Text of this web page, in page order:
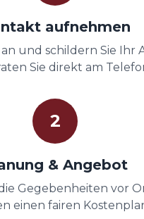
aufnehmen
und schildern Sie Ihr
Sie direkt am
2
& Angebot
Gegebenheiten vor
einen fairen